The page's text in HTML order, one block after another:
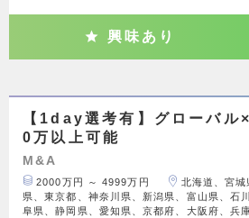
興味あり
【1day選考有】グローバ
0万以上可能
M&A
2000万円 ～ 4999万円
北海道、宮
県、東京都、神奈川県、新潟県、富山県、石
阜県、静岡県、愛知県、京都府、大阪府、兵